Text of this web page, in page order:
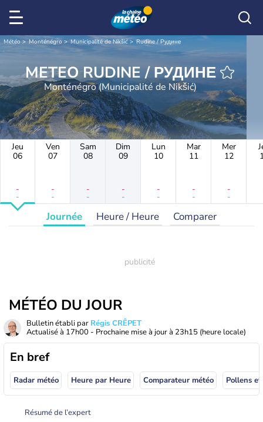
Météo Monténégro Municipalité de Nikšić Rudine / Рудине
METEO RUDINE / РУДИНЕ
Monténégro (Municipalité de Nikšić)
Jeu
06
-
-
Ven
07
-
-
Sam
08
-
-
Dim
09
-
-
Lun
10
-
-
Mar
11
-
-
Mer
12
-
-
Journée Heure / Heure Comparer
MÉTÉO DU JOUR
Bulletin établi par Régis CRÊPET
Actualisé à 17h00 - Prochaine mise à jour à 23h15 (heure locale)
En bref
Radar météo Heure par Heure Comparateur météo Pollens
Résumé de l’expert